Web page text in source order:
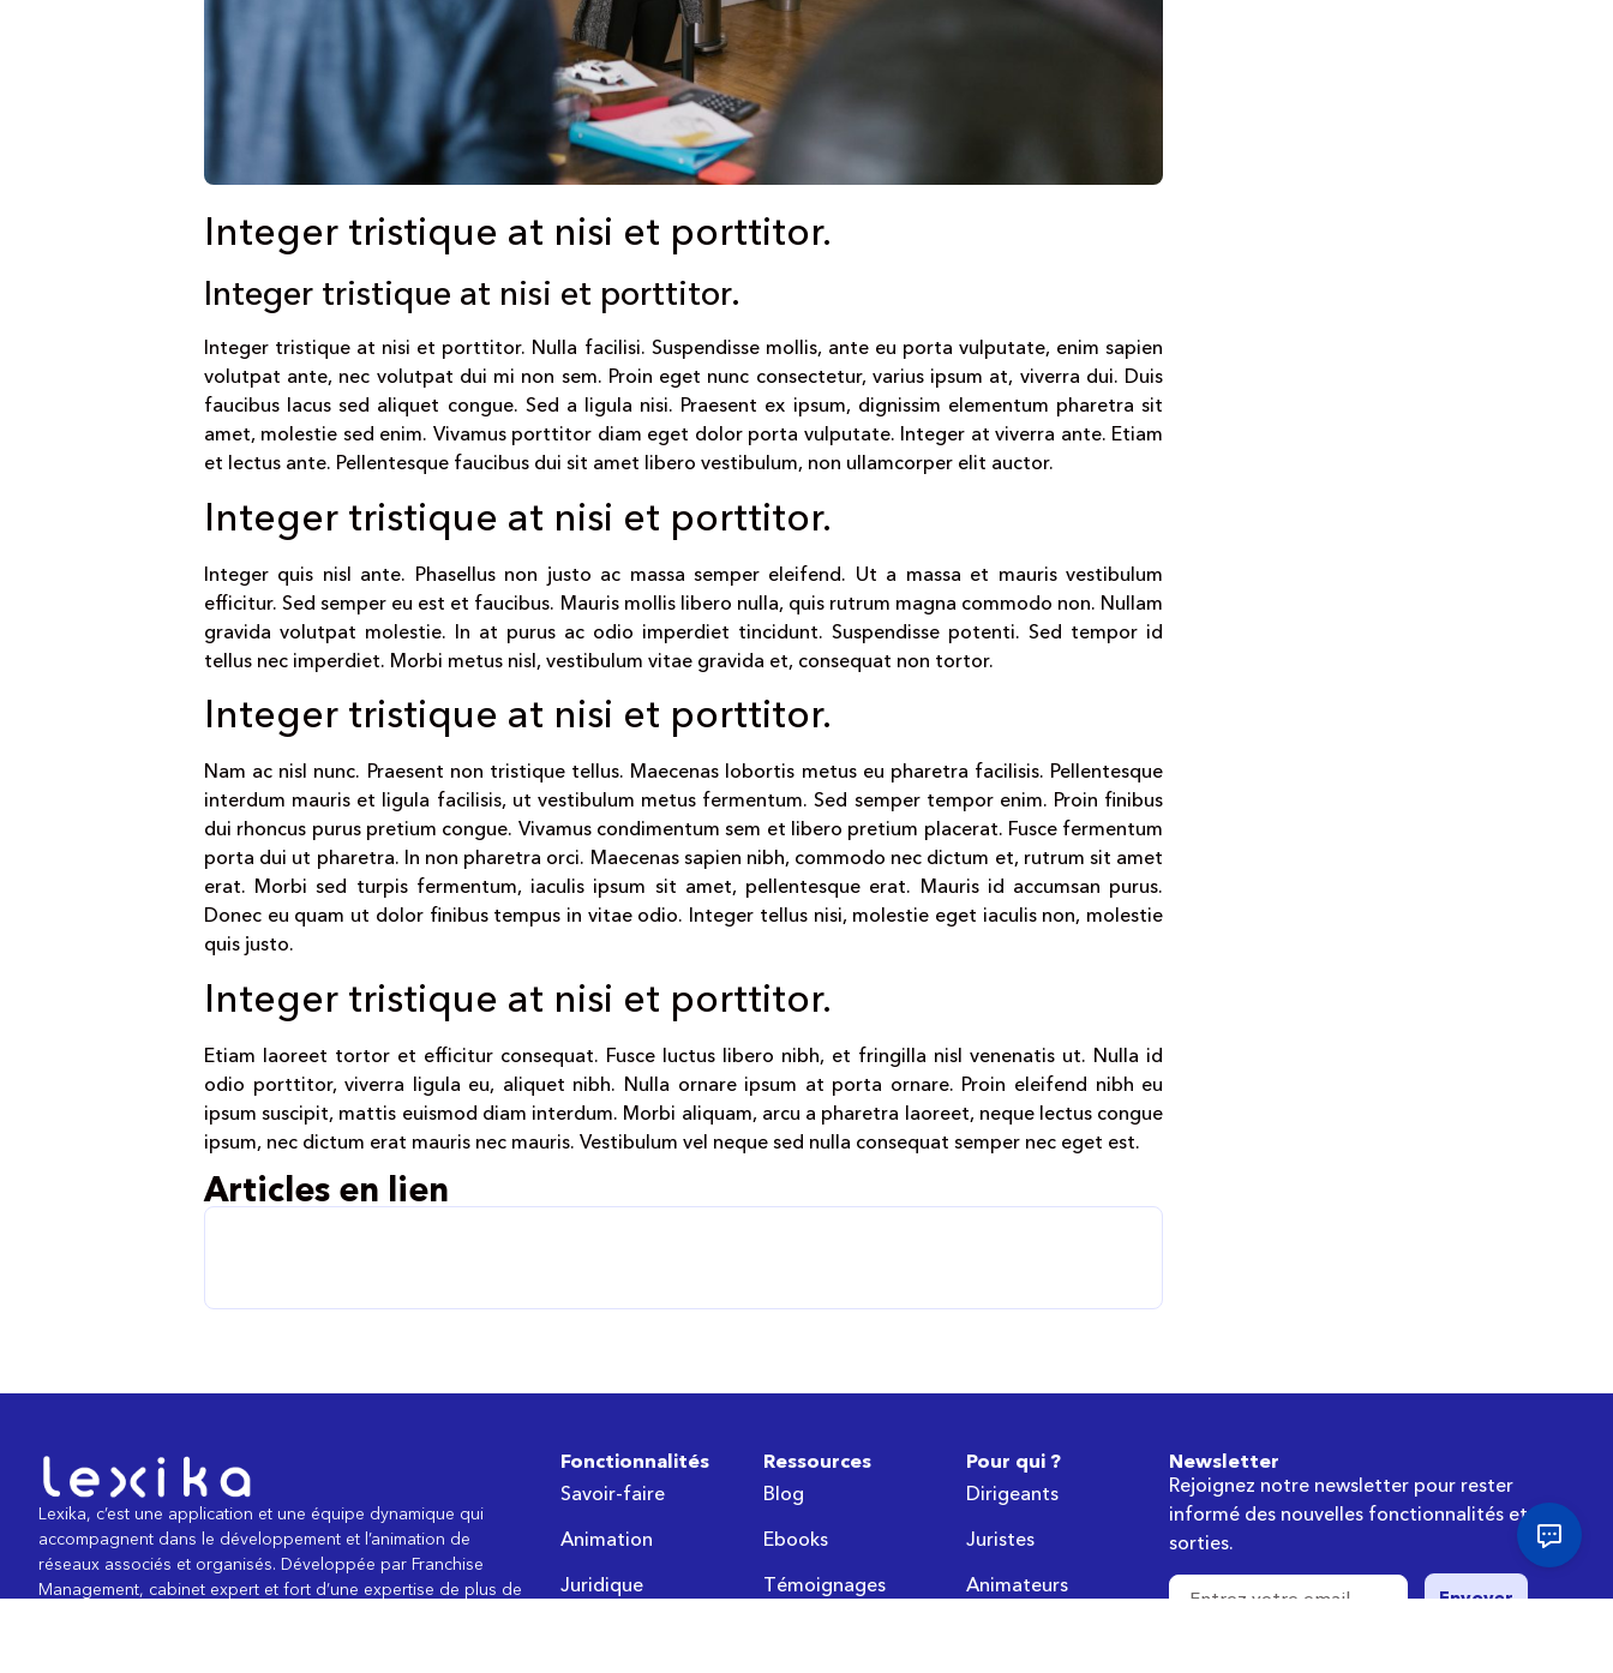
Integer tristique at nisi et porttitor.
Integer tristique at nisi et porttitor.
Integer tristique at nisi et porttitor. Nulla facilisi. Suspendisse mollis, ante eu porta vulputate, enim sapien
volutpat ante, nec volutpat dui mi non sem. Proin eget nunc consectetur, varius ipsum at, viverra dui. Duis
faucibus lacus sed aliquet congue. Sed a ligula nisi. Praesent ex ipsum, dignissim elementum pharetra sit
amet, molestie sed enim. Vivamus porttitor diam eget dolor porta vulputate. Integer at viverra ante. Etiam
et lectus ante. Pellentesque faucibus dui sit amet libero vestibulum, non ullamcorper elit auctor.
Integer tristique at nisi et porttitor.
Integer quis nisl ante. Phasellus non justo ac massa semper eleifend. Ut a massa et mauris vestibulum
efficitur. Sed semper eu est et faucibus. Mauris mollis libero nulla, quis rutrum magna commodo non. Nullam
gravida volutpat molestie. In at purus ac odio imperdiet tincidunt. Suspendisse potenti. Sed tempor id
tellus nec imperdiet. Morbi metus nisl, vestibulum vitae gravida et, consequat non tortor.
Integer tristique at nisi et porttitor.
Nam ac nisl nunc. Praesent non tristique tellus. Maecenas lobortis metus eu pharetra facilisis. Pellentesque
interdum mauris et ligula facilisis, ut vestibulum metus fermentum. Sed semper tempor enim. Proin finibus
dui rhoncus purus pretium congue. Vivamus condimentum sem et libero pretium placerat. Fusce fermentum
porta dui ut pharetra. In non pharetra orci. Maecenas sapien nibh, commodo nec dictum et, rutrum sit amet
erat. Morbi sed turpis fermentum, iaculis ipsum sit amet, pellentesque erat. Mauris id accumsan purus.
Donec eu quam ut dolor finibus tempus in vitae odio. Integer tellus nisi, molestie eget iaculis non, molestie
quis justo.
Integer tristique at nisi et porttitor.
Etiam laoreet tortor et efficitur consequat. Fusce luctus libero nibh, et fringilla nisl venenatis ut. Nulla id
odio porttitor, viverra ligula eu, aliquet nibh. Nulla ornare ipsum at porta ornare. Proin eleifend nibh eu
ipsum suscipit, mattis euismod diam interdum. Morbi aliquam, arcu a pharetra laoreet, neque lectus congue
ipsum, nec dictum erat mauris nec mauris. Vestibulum vel neque sed nulla consequat semper nec eget est.
Articles en lien
Lexika, c’est une application et une équipe dynamique qui
accompagnent dans le développement et l’animation de
réseaux associés et organisés. Développée par Franchise
Management, cabinet expert et fort d’une expertise de plus de
Fonctionnalités
Savoir-faire
Animation
Juridique
Ressources
Blog
Ebooks
Témoignages
Pour qui ?
Dirigeants
Juristes
Animateurs
Newsletter
Rejoignez notre newsletter pour rester
informé des nouvelles fonctionnalités et des
sorties.
Envoyer